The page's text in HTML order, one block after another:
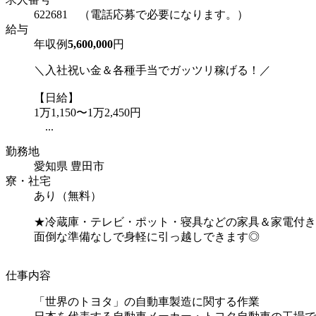
622681 （電話応募で必要になります。）
給与
年収例5,600,000円
＼入社祝い金＆各種手当でガッツリ稼げる！／
【日給】
1万1,150〜1万2,450円
...
勤務地
愛知県 豊田市
寮・社宅
あり（無料）
★冷蔵庫・テレビ・ポット・寝具などの家具＆家電付
面倒な準備なしで身軽に引っ越しできます◎
仕事内容
「世界のトヨタ」の自動車製造に関する作業